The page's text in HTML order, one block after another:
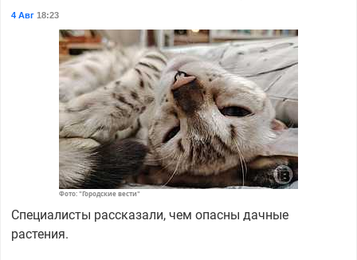
4 Авг18:23
Фото: "Городские вести"
Специалисты рассказали, чем опасны дачные
растения.